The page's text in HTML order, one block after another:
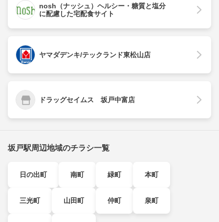
nosh（ナッシュ）ヘルシー・糖質と塩分
に配慮した宅配食サイト
ヤマダデンキ/テックランド東松山店
ドラッグセイムス 坂戸中富店
坂戸駅周辺地域のチラシ一覧
日の出町 南町 緑町 本町
三光町 山田町 仲町 泉町